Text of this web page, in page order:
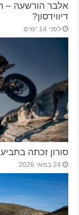
אלבר הורשעה –
דיווידסון?
לפני 14 ימים
סורון זכתה
24 במאי 2026